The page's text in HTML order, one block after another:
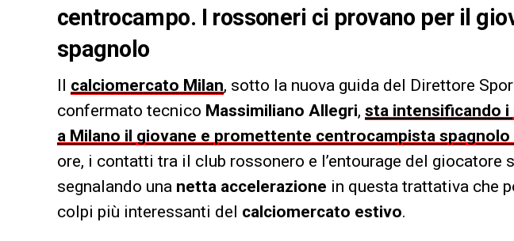
centrocampo. I rossoneri ci provano per il
spagnolo
Il calciomercato Milan, sotto la nuova guida del Direttore
confermato tecnico Massimiliano Allegri, sta intensificando
a Milano il giovane e promettente centrocampista spagnolo
ore, i contatti tra il club rossonero e l’entourage del giocatore
segnalando una netta accelerazione in questa trattativa che
colpi più interessanti del calciomercato estivo.